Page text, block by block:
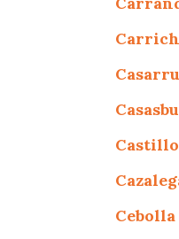
Cebolla